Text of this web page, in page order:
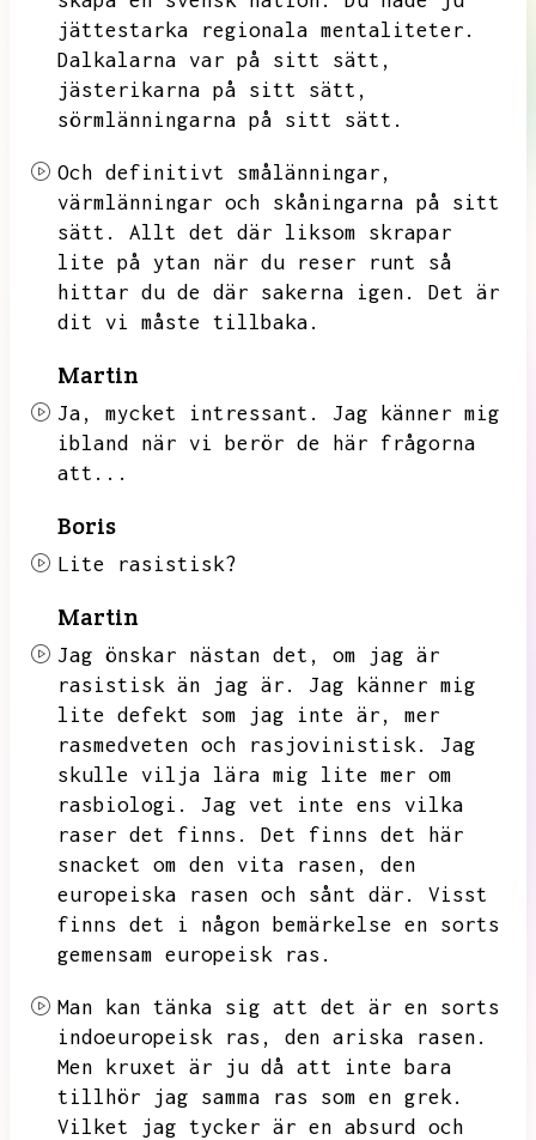
jättestarka regionala mentaliteter.
Dalkalarna var på sitt sätt,
jästerikarna på sitt sätt,
sörmlänningarna på sitt sätt.
Och definitivt smålänningar,
värmlänningar och skåningarna på sitt
sätt.
Allt det där liksom skrapar
lite på ytan när du reser runt så
hittar du de där sakerna igen.
Det är
dit vi måste tillbaka.
Martin
Ja, mycket intressant.
Jag känner mig
ibland när vi berör de här frågorna
att...
Boris
Lite rasistisk?
Martin
Jag önskar nästan det,
om jag är
rasistisk än jag är.
Jag känner mig
lite defekt som jag inte är,
mer
rasmedveten och rasjovinistisk.
Jag
skulle vilja lära mig lite mer om
rasbiologi.
Jag vet inte ens vilka
raser det finns.
Det finns det här
snacket om den vita rasen,
den
europeiska rasen och sånt där.
Visst
finns det i någon bemärkelse en sorts
gemensam europeisk ras.
Man kan tänka sig att det är en sorts
indoeuropeisk ras,
den ariska rasen.
Men kruxet är ju då att inte bara
tillhör jag samma ras som en grek.
Vilket jag tycker är en absurd och